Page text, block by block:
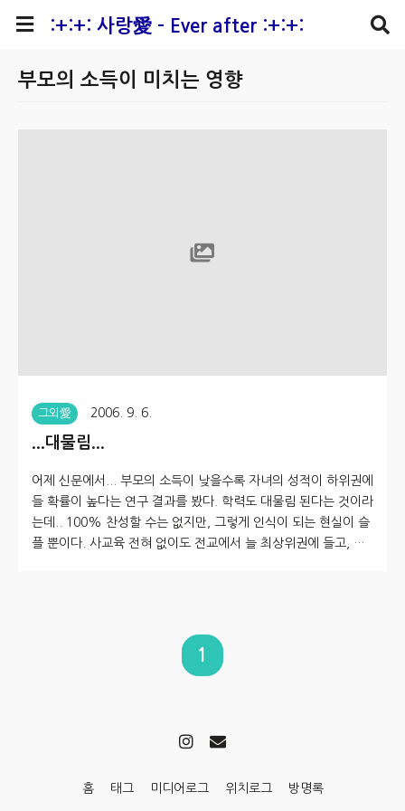
:+:+: 사랑愛 - Ever after :+:+:
부모의 소득이 미치는 영향
그외愛 2006. 9. 6.
...대물림...
어제 신문에서... 부모의 소득이 낮을수록 자녀의 성적이 하위권에
들 확률이 높다는 연구 결과를 봤다. 학력도 대물림 된다는 것이라
는데.. 100% 찬성할 수는 없지만, 그렇게 인식이 되는 현실이 슬
플 뿐이다. 사교육 전혀 없이도 전교에서 늘 최상위권에 들고, 공
생각과.. 남들 다 시키는 사교육 함께 동참시켜야 하는 게 아닌가
하는 걱정도... 이젠 남일이 아닌 듯 하다.. TV속에서도 부잣집 자
1
홈 태그 미디어로그 위치로그 방명록